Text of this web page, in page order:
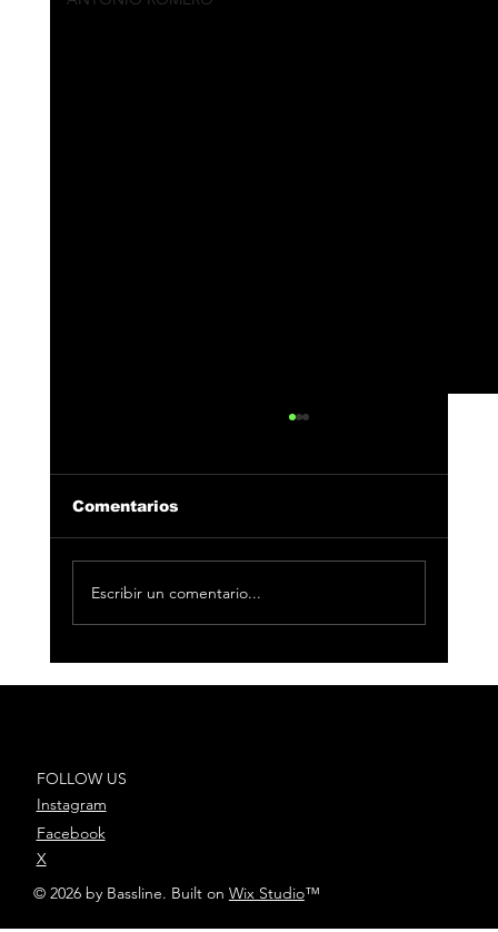
Comentarios
Escribir un comentario...
FOLLOW US
Instagram
Facebook
X
© 2026 by Bassline. Built on Wix Studio™